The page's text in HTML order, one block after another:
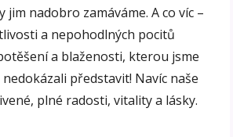
jim nadobro zamáváme. A co víc –
a nepohodlných pocitů
a blaženosti, kterou jsme
představit! Navíc naše
plné radosti, vitality a lásky.